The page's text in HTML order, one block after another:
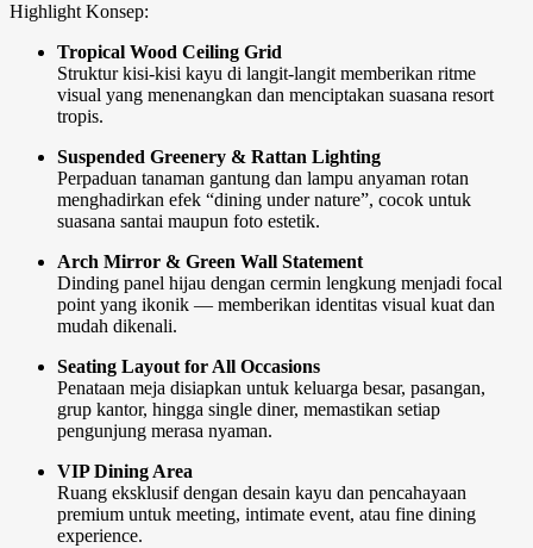
Highlight Konsep:
Tropical Wood Ceiling Grid
Struktur kisi-kisi kayu di langit-langit memberikan ritme
visual yang menenangkan dan menciptakan suasana resort
tropis.
Suspended Greenery & Rattan Lighting
Perpaduan tanaman gantung dan lampu anyaman rotan
menghadirkan efek “dining under nature”, cocok untuk
suasana santai maupun foto estetik.
Arch Mirror & Green Wall Statement
Dinding panel hijau dengan cermin lengkung menjadi focal
point yang ikonik — memberikan identitas visual kuat dan
mudah dikenali.
Seating Layout for All Occasions
Penataan meja disiapkan untuk keluarga besar, pasangan,
grup kantor, hingga single diner, memastikan setiap
pengunjung merasa nyaman.
VIP Dining Area
Ruang eksklusif dengan desain kayu dan pencahayaan
premium untuk meeting, intimate event, atau fine dining
experience.